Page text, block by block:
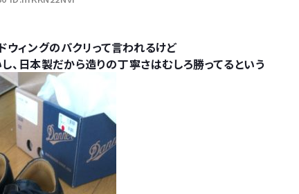
ィングのパクリって言われるけど
、日本製だから造りの丁寧さはむしろ勝ってるという